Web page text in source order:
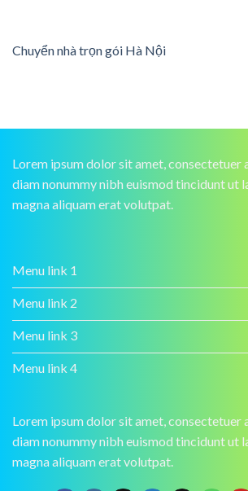
Chuyển nhà trọn gói Hà Nội
Lorem ipsum dolor sit amet, consectetuer
diam nonummy nibh euismod tincidunt ut
magna aliquam erat volutpat.
Menu link 1
Menu link 2
Menu link 3
Menu link 4
Lorem ipsum dolor sit amet, consectetuer
diam nonummy nibh euismod tincidunt ut
magna aliquam erat volutpat.